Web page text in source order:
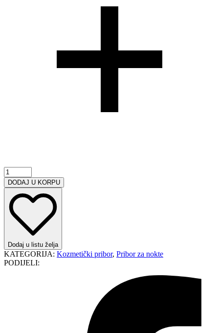
Flormar
Noktarica
količina
DODAJ U KORPU
Dodaj u listu želja
KATEGORIJA: Kozmetički pribor, Pribor za nokte
PODIJELI: